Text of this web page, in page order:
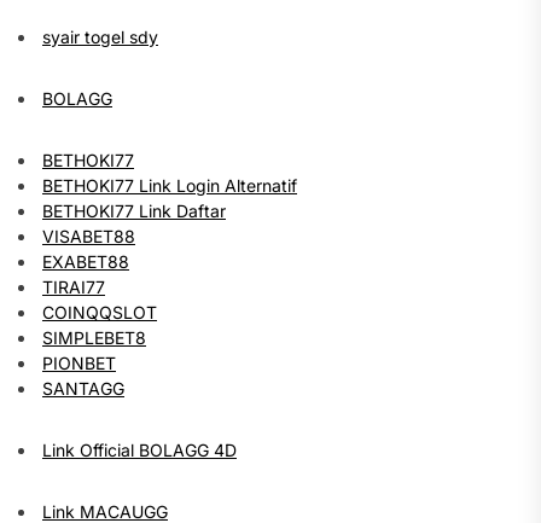
syair togel sdy
BOLAGG
BETHOKI77
BETHOKI77 Link Login Alternatif
BETHOKI77 Link Daftar
VISABET88
EXABET88
TIRAI77
COINQQSLOT
SIMPLEBET8
PIONBET
SANTAGG
Link Official BOLAGG 4D
Link MACAUGG